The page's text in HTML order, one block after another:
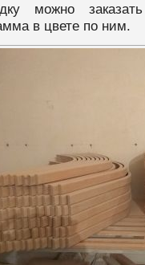
можно
в цвете по ним.